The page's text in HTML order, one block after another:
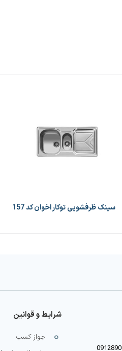
سینک ظرفشویی توکار اخوان کد 157
شرایط و قوانین
جواز کسب